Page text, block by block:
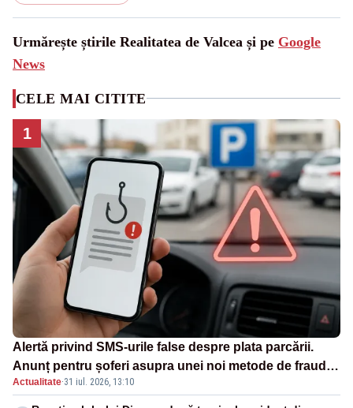
Urmărește știrile Realitatea de Valcea și pe Google
News
CELE MAI CITITE
1
Alertă privind SMS-urile false despre plata parcării.
Anunț pentru șoferi asupra unei noi metode de fraudă
online
Actualitate·31 iul. 2026, 13:10